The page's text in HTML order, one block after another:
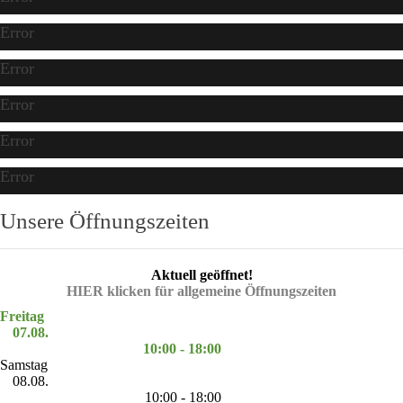
Error
Error
Error
Error
Error
Unsere Öffnungszeiten
Aktuell geöffnet!
HIER klicken für allgemeine Öffnungszeiten
Freitag
07.08.
10:00 - 18:00
Samstag
08.08.
10:00 - 18:00